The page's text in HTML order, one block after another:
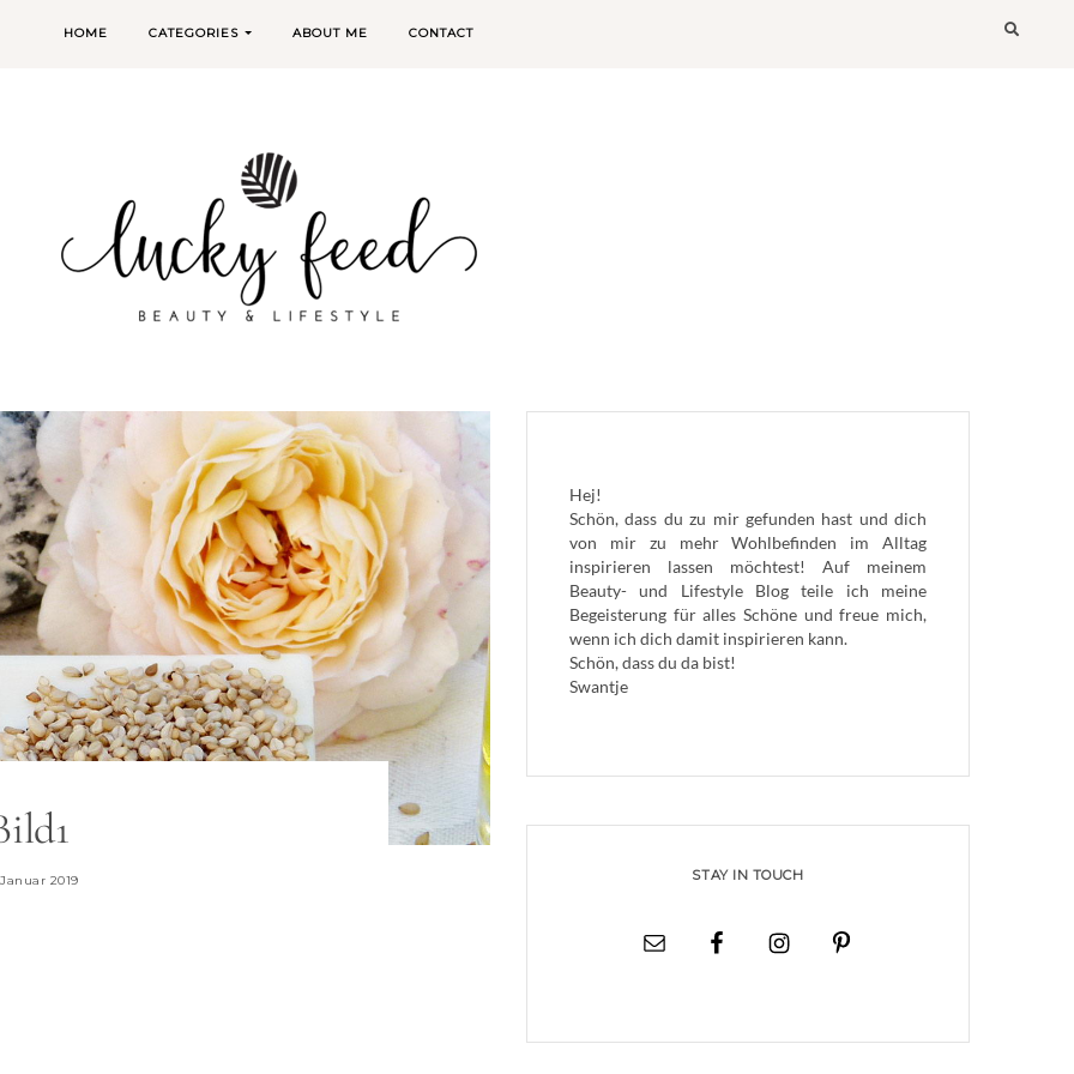
HOME CATEGORIES ABOUT ME CONTACT
2019
Hej!
Schön, dass du zu mir gefunden hast und dich
von mir zu mehr Wohlbefinden im Alltag
inspirieren lassen möchtest! Auf meinem
Beauty- und Lifestyle Blog teile ich meine
Begeisterung für alles Schöne und freue mich,
wenn ich dich damit inspirieren kann.
Schön, dass du da bist!
Swantje
STAY IN TOUCH